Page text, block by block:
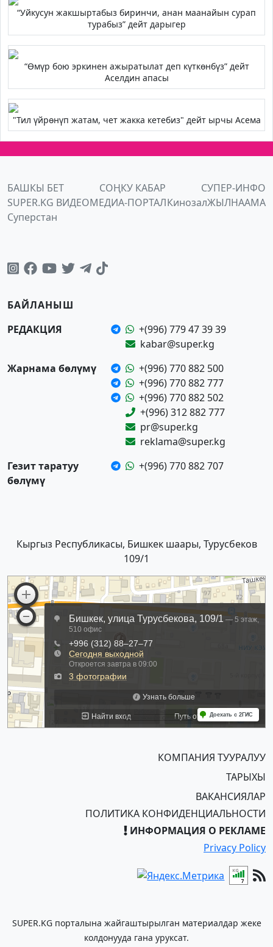
“Уйкусун жакшыртабыз биринчи, анан маанайын сурап
турабыз” дейт дарыгер
“Өмүр бою эркинен ажыратылат деп күткөнбүз” дейт
Аселдин апасы
"Тил үйрөнүп жатам, чет жакка кетебиз" дейт ырчы Асема
БАШКЫ БЕТ СОҢКУ КАБАР
СУПЕР-ИНФО
SUPER.KG ВИДЕОМЕДИА-ПОРТАЛКинозалЖЫЛНААМА
Суперстан
БАЙЛАНЫШ
РЕДАКЦИЯ
+(996) 779 47 39 39
kabar@super.kg
Жарнама бөлүмү
+(996) 770 882 500
+(996) 770 882 777
+(996) 770 882 502
+(996) 312 882 777
pr@super.kg
reklama@super.kg
Гезит таратуу
бөлүмү
+(996) 770 882 707
Кыргыз Республикасы, Бишкек шаары, Турусбеков
109/1
КОМПАНИЯ ТУУРАЛУУ
ТАРЫХЫ
ВАКАНСИЯЛАР
ПОЛИТИКА КОНФИДЕНЦИАЛЬНОСТИ
ИНФОРМАЦИЯ О РЕКЛАМЕ
Privacy Policy
SUPER.KG порталына жайгаштырылган материалдар жеке
колдонууда гана уруксат.